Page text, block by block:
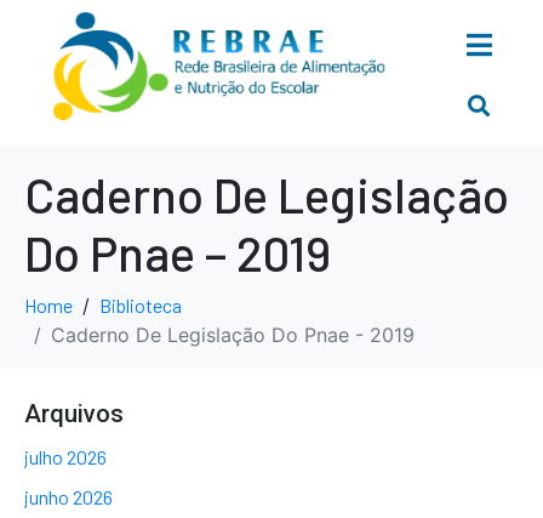
Caderno De Legislação
Do Pnae – 2019
Home Biblioteca
Caderno De Legislação Do Pnae - 2019
Arquivos
julho 2026
junho 2026